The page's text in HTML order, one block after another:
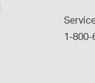
1-800-